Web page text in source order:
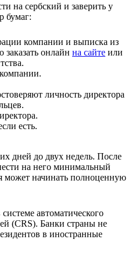
на сербский и заверить у
бумаг:
компании и выписка из
онлайн на сайте или
личность директора
есть.
дней до двух недель. После
на него минимальный
может начинать полноценную
автоматического
(CRS). Банки страны не
в иностранные